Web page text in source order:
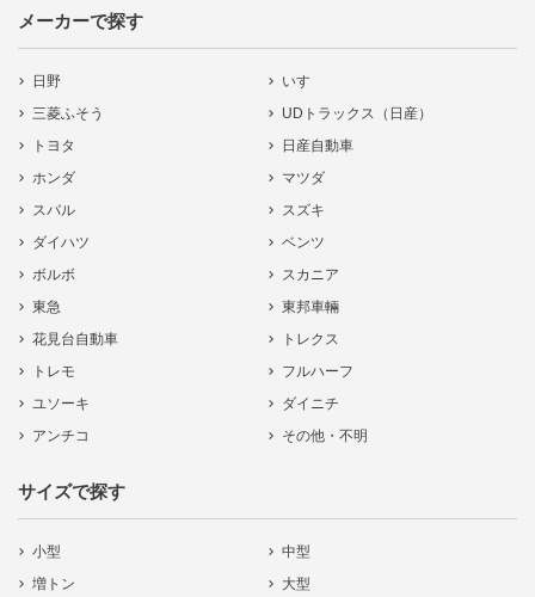
メーカーで探す
日野
いすゞ
三菱ふそう
UDトラックス（日産）
トヨタ
日産自動車
ホンダ
マツダ
スバル
スズキ
ダイハツ
ベンツ
ボルボ
スカニア
東急
東邦車輛
花見台自動車
トレクス
トレモ
フルハーフ
ユソーキ
ダイニチ
アンチコ
その他・不明
サイズで探す
小型
中型
増トン
大型